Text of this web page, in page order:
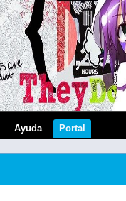
Ayuda Portal